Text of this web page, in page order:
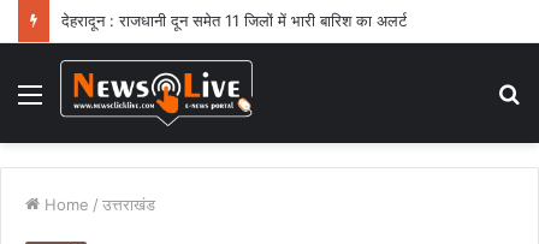
देहरादून : राजधानी दून समेत 11 जिलों में भारी बारिश का अलर्ट
Menu
Home / उत्तराखंड